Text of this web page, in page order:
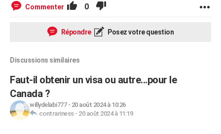
FORUMCommenter 0
Répondre Posez votre question
Discussions similaires
Faut-il obtenir un visa ou autre...pour le
Canada ?
willydelabi777- 20 août 2024 à 10:26
contrariness- 20 août 2024 à 11:19